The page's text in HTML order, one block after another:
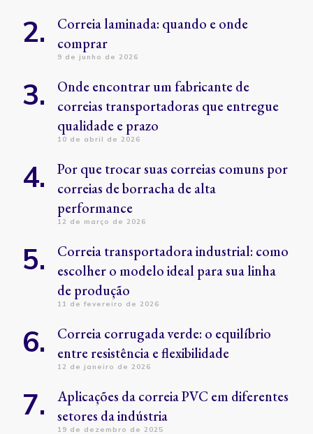
Correia laminada: quando e onde
comprar
9 de junho de 2026
Onde encontrar um fabricante de
correias transportadoras que entregue
qualidade e prazo
10 de abril de 2026
Por que trocar suas correias comuns por
correias de borracha de alta
performance
12 de março de 2026
Correia transportadora industrial: como
escolher o modelo ideal para sua linha
de produção
11 de fevereiro de 2026
Correia corrugada verde: o equilíbrio
entre resistência e flexibilidade
12 de janeiro de 2026
Aplicações da correia PVC em diferentes
setores da indústria
19 de dezembro de 2025